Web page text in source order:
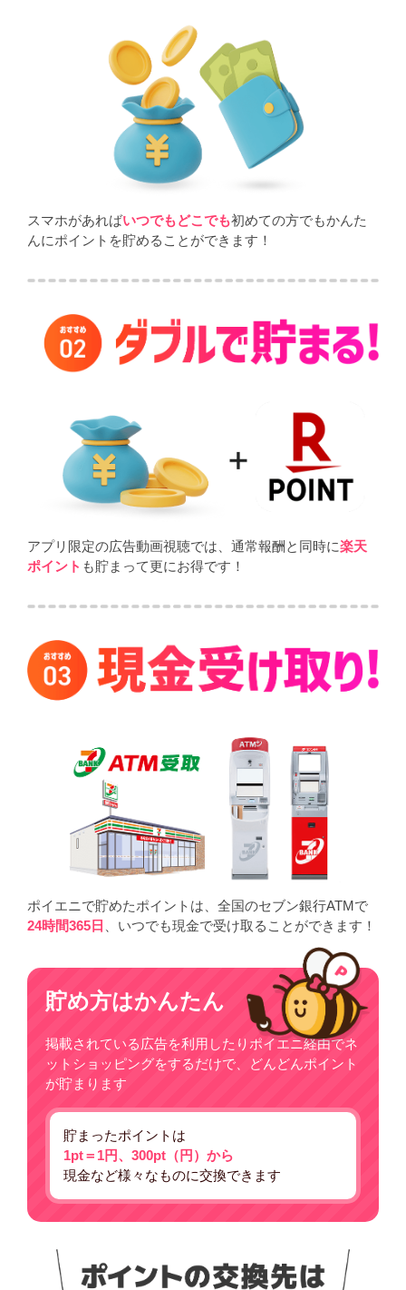
スマホがあればいつでもどこでも初めての方でもかんた
んにポイントを貯めることができます！
アプリ限定の広告動画視聴では、通常報酬と同時に楽天
ポイント も貯まって更にお得です！
ポイエニで貯めたポイントは、全国のセブン銀行ATMで
24時間365日
、いつでも現金で受け取ることができます！
貯め方はかんたん
掲載されている広告を利用したりポイエニ経由でネ
ットショッピングをするだけで、どんどんポイント
が貯まります
貯まったポイントは
1pt＝1円、300pt（円）から
現金など様々なものに交換できます